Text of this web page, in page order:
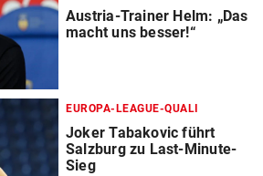
Austria-Trainer Helm: „Das
macht uns besser!“
EUROPA-LEAGUE-QUALI
Joker Tabakovic führt
Salzburg zu Last-Minute-
Sieg